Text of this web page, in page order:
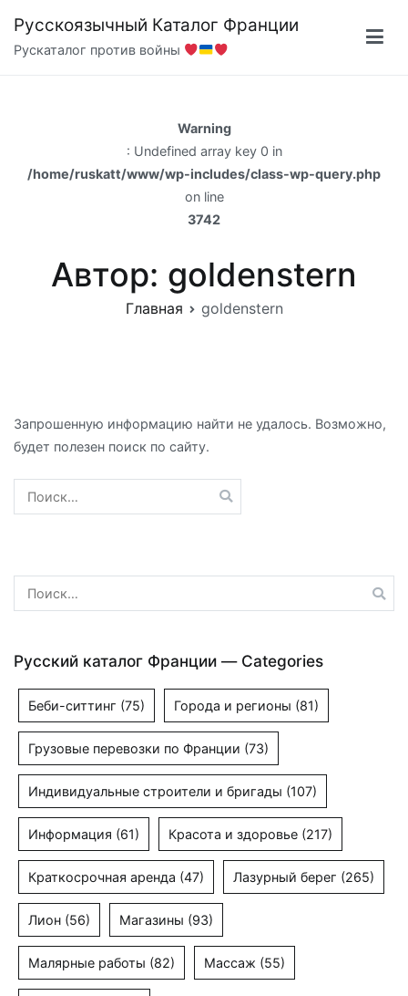
содержимому
Русскоязычный Каталог Франции
Рускаталог против войны
Warning
: Undefined array key 0 in
/home/ruskatt/www/wp-includes/class-wp-query.php
on line
3742
Автор: goldenstern
Главная goldenstern
Запрошенную информацию найти не удалось. Возможно,
будет полезен поиск по сайту.
Найти:
Найти:
Русский каталог Франции — Categories
Беби-ситтинг (75) Города и регионы (81)
Грузовые перевозки по Франции (73)
Индивидуальные строители и бригады (107)
Информация (61) Красота и здоровье (217)
Краткосрочная аренда (47) Лазурный берег (265)
Лион (56) Магазины (93)
Малярные работы (82) Массаж (55)